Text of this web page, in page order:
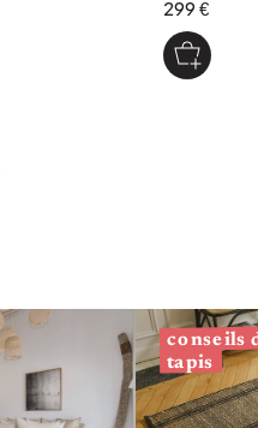
299 €
conseils
tapis